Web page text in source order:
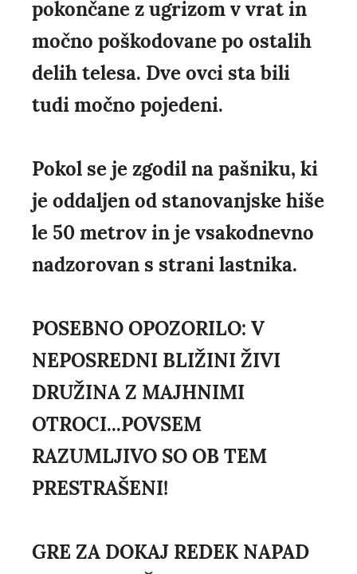
pokončane z ugrizom v vrat in
močno poškodovane po ostalih
delih telesa. Dve ovci sta bili
tudi močno pojedeni.
Pokol se je zgodil na pašniku, ki
je oddaljen od stanovanjske hiše
le 50 metrov in je vsakodnevno
nadzorovan s strani lastnika.
POSEBNO OPOZORILO: V
NEPOSREDNI BLIŽINI ŽIVI
DRUŽINA Z MAJHNIMI
OTROCI...POVSEM
RAZUMLJIVO SO OB TEM
PRESTRAŠENI!
GRE ZA DOKAJ REDEK NAPAD